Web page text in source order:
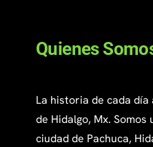
Quienes
La historia de cada
de Hidalgo, Mx.
ciudad de Pachuca,